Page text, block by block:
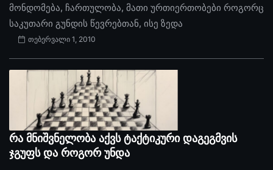
მონდომება, ჩართულობა, მათი ურთიერთობები როგორც
საკუთარი გუნდის წევრებთან, ისე ზედა
თებერვალი 1, 2010
რა მნიშვნელობა აქვს ტაქტიკური დაგეგმვის
ჯგუფს და როგორ უნდა